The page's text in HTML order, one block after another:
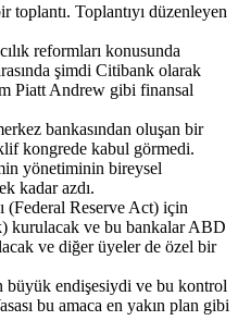
Toplantıyı düzenleyen
reformları konusunda
şimdi Citibank olarak
Piatt Andrew gibi finansal
bankasından oluşan bir
kongrede kabul görmedi.
yönetiminin bireysel
kadar azdı.
(Federal Reserve Act) için
kurulacak ve bu bankalar ABD
ve diğer üyeler de özel bir
büyük endişesiydi ve bu kontrol
bu amaca en yakın plan gibi